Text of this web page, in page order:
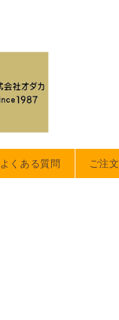
よくある質問 ご注文